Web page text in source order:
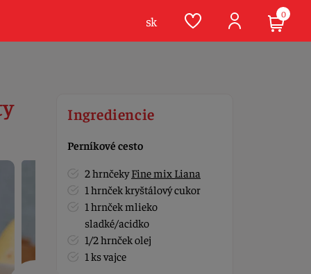
Ingrediencie
Perníkové cesto
2 hrnčekyFine mix Liana
1 hrnček kryštálový cukor
1 hrnček mlieko
sladké/acidko
1/2 hrnček olej
1 ks vajce
sk 0